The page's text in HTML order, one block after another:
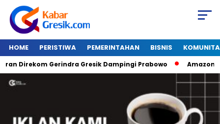
HOME PERISTIWA PEMERINTAHAN BISNIS
Gerindra Gresik Dampingi Prabowo Amazon Van